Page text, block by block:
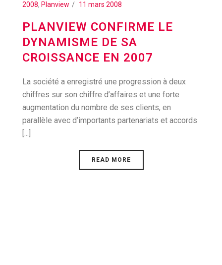
2008, Planview 11 mars 2008
PLANVIEW CONFIRME LE
DYNAMISME DE SA
CROISSANCE EN 2007
La société a enregistré une progression à deux
chiffres sur son chiffre d’affaires et une forte
augmentation du nombre de ses clients, en
parallèle avec d’importants partenariats et accords
[...]
READ MORE